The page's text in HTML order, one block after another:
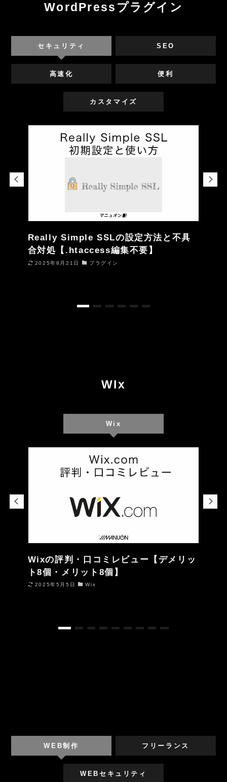
WordPressプラグイン
セキュリティ SEO
高速化 便利
カスタマイズ
Really Simple SSLの設定方法と不具
合対処【.htaccess編集不要】
2025年8月21日 プラグイン
WIx
Wix
Wixの評判・口コミレビュー【デメリッ
ト8個・メリット8個】
2025年5月5日 Wix
WEB制作 フリーランス
WEBセキュリティ